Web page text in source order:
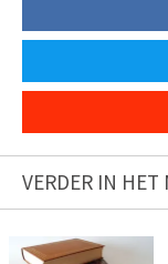
VERDER IN HET